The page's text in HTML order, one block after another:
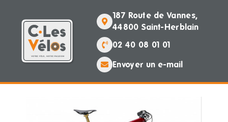
187 Route de Vannes,
44800 Saint-Herblain
02 40 08 01 01
Envoyer un e-mail